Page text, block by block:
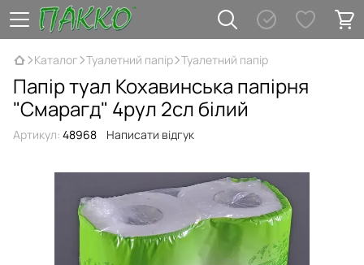
Каталог Туaлетний папір Туалетний папір
Папір туал Кохавинська папірня
"Смарагд" 4рул 2сл білий
Артикул: 48968 Написати відгук